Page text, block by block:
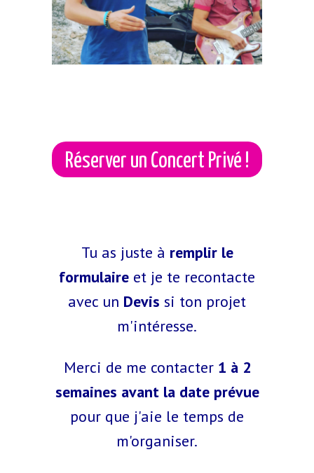
Réserver un Concert Privé !
Tu as juste à remplir le
formulaire et je te recontacte
avec un Devis si ton projet
m'intéresse.
Merci de me contacter1 à 2
semaines avant la date prévue
pour que j'aie le temps de
m'organiser.